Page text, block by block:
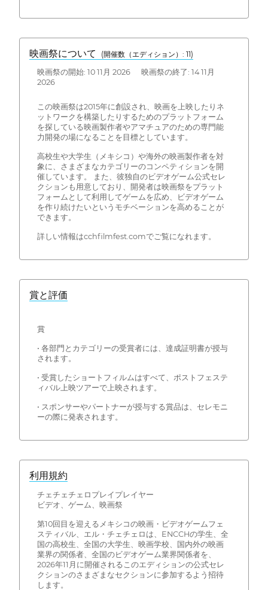
映画祭について (開催数（エディション）: 11)
映画祭の開始: 10 11月 2026 映画祭の終了: 14 11月
2026
この映画祭は2015年に創設され、映画を上映したりネ
ットワークを構築したりするためのプラットフォーム
を探している映画製作者やアマチュアのための専門能
力開発の場になることを目標としています。
高校生や大学生（メキシコ）や海外の映画製作者を対
象に、さまざまなカテゴリーのコンペティションを開
催しています。 また、彼独自のビデオゲーム公式セレ
クションも用意しており、開発者は映画祭をプラット
フォームとして利用してゲームを広め、ビデオゲーム
を作り続けたいというモチベーションを高めることが
できます。
詳しい情報はcchfilmfest.comでご覧になれます。
賞と評価
賞
• 各部門とカテゴリーの受賞者には、達成証明書が授与
されます。
• 受賞したショートフィルムはすべて、ポストフェステ
ィバル上映ツアーで上映されます。
• スポンサーやパートナーが授与する賞品は、セレモニ
ーの際に発表されます。
利用規約
チェチェチェロプレイプレイヤー
ビデオ、ゲーム、映画祭
第10回目を迎えるメキシコの映画・ビデオゲームフェ
スティバル、エル・チェチェロは、ENCCHの学生、全
国の高校生、全国の大学生、映画学校、国内外の映画
業界の関係者、全国のビデオゲーム業界関係者を、
2026年11月に開催されるこのエディションの公式セレ
クションのさまざまなセクションに参加するよう招待
します。